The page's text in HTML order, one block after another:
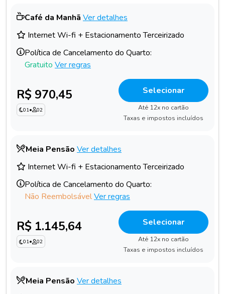
Café da Manhã Ver detalhes
Internet Wi-fi + Estacionamento Terceirizado
Política de Cancelamento do Quarto:
Gratuito Ver regras
R$ 970,45
01• 02
Selecionar
Até 12x no cartão
Taxas e impostos incluídos
Meia Pensão Ver detalhes
Internet Wi-fi + Estacionamento Terceirizado
Política de Cancelamento do Quarto:
Não ReembolsávelVer regras
R$ 1.145,64
01• 02
Selecionar
Até 12x no cartão
Taxas e impostos incluídos
Meia Pensão Ver detalhes